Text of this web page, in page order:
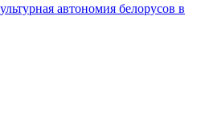
автономия белорусов в